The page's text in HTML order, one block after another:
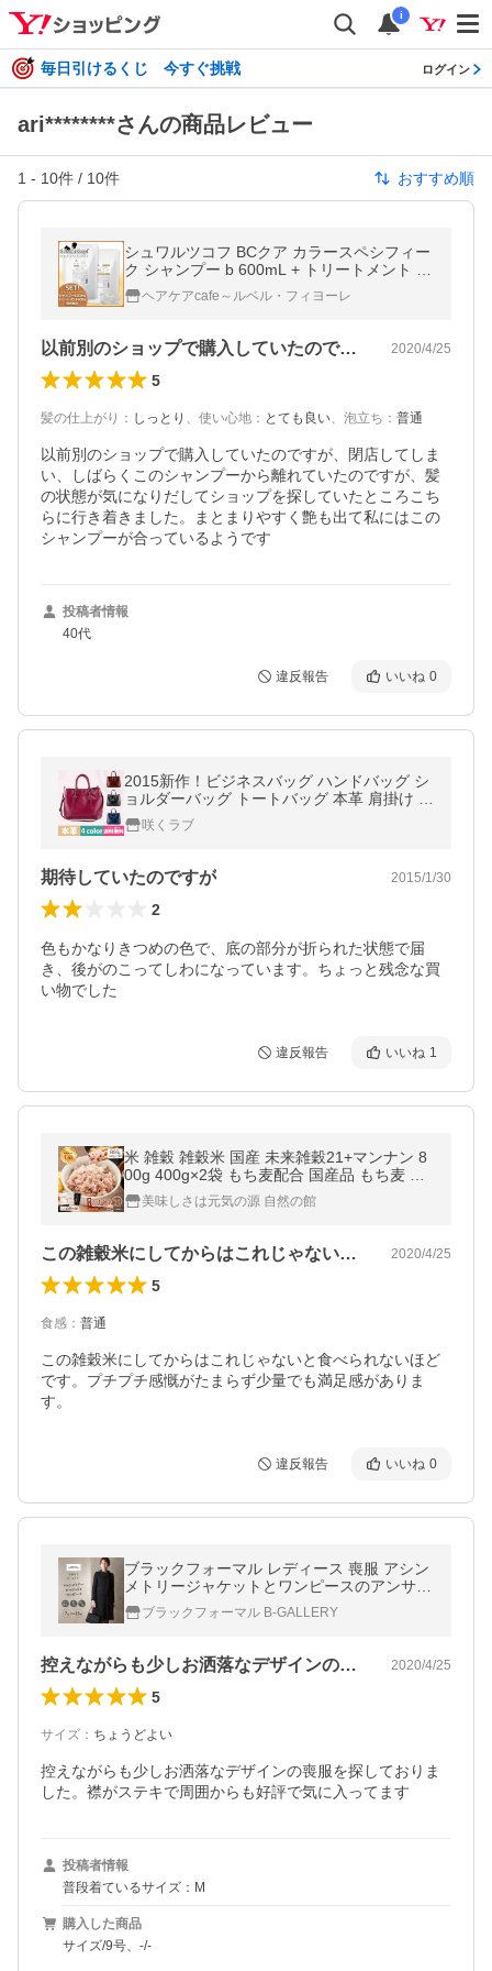
i
毎日引けるくじ 今すぐ挑戦 ログイン
ari********さんの商品レビュー
1 - 10件 / 10件 おすすめ順
シュワルツコフ BCクア カラースペシフィー
ク シャンプー b 600mL + トリートメント a
600g 詰め替え セット
ヘアケアcafe～ルベル・フィヨーレ
以前別のショップで購入していたのですが… 2020/4/25
5
髪の仕上がり ： しっとり 、 使い心地 ： とても良い、 泡立ち ： 普通
以前別のショップで購入していたのですが、閉店してしま
い、しばらくこのシャンプーから離れていたのですが、髪
の状態が気になりだしてショップを探していたところこち
らに行き着きました。まとまりやすく艶も出て私にはこの
シャンプーが合っているようです
投稿者情報
40代
違反報告 いいね 0
2015新作！ビジネスバッグ ハンドバッグ シ
ョルダーバッグ トートバッグ 本革 肩掛け 通
勤 通学 A4 収納たっぷり 女性 ビジネスバッ
グ 咲くラブ
期待していたのですが 2015/1/30
2
色もかなりきつめの色で、底の部分が折られた状態で届
き、後がのこってしわになっています。ちょっと残念な買
い物でした
違反報告 いいね 1
米 雑穀 雑穀米 国産 未来雑穀21+マンナン 8
00g 400g×2袋 もち麦配合 国産品 もち麦 訳
あり ポイント消化 爆買
美味しさは元気の源 自然の館
この雑穀米にしてからはこれじゃないと食… 2020/4/25
5
食感 ： 普通
この雑穀米にしてからはこれじゃないと食べられないほど
です。プチプチ感慨がたまらず少量でも満足感がありま
す。
違反報告 いいね 0
ブラックフォーマル レディース 喪服 アシン
メトリージャケットとワンピースのアンサン
ブル(110731519)
ブラックフォーマル B-GALLERY
控えながらも少しお洒落なデザインの喪服… 2020/4/25
5
サイズ ： ちょうどよい
控えながらも少しお洒落なデザインの喪服を探しておりま
した。襟がステキで周囲からも好評で気に入ってます
投稿者情報
普段着ているサイズ：M
購入した商品
サイズ/9号、-/-